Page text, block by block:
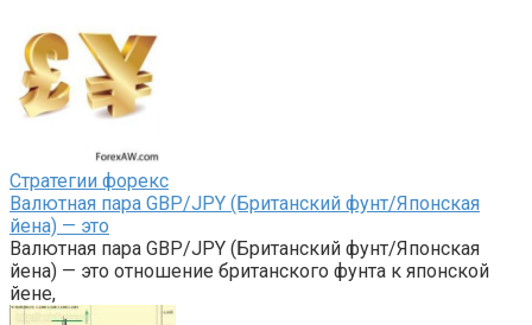
Стратегии форекс
Валютная пара GBP/JPY (Британский фунт/Японская
йена) — это
Валютная пара GBP/JPY (Британский фунт/Японская
йена) — это отношение британского фунта к японской
йене,